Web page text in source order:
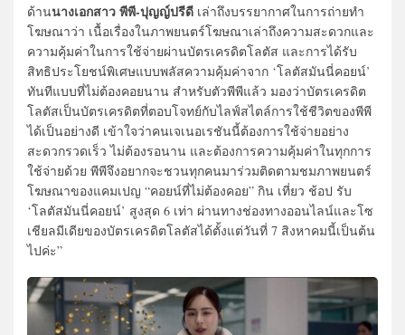
ด้านนางเอกสาว พีพี-ปุญญ์ปรีดี เล่าถึงบรรยากาศในการถ่ายทำ
โฆษณาว่า เนื้อเรื่องในภาพยนตร์โฆษณาเล่าถึงความสะดวกและ
ความคุ้มค่าในการใช้จ่ายผ่านบัตรเครดิตโลตัส และการได้รับ
สิทธิประโยชน์พิเศษแบบพลัสความคุ้มค่าจาก ‘โลตัสมันนี่คอยน์’
ทันทีแบบที่ไม่ต้องคอยนาน สำหรับตัวพีพีแล้ว มองว่าบัตรเครดิต
โลตัสเป็นบัตรเครดิตที่ตอบโจทย์กับไลฟ์สไตล์การใช้ชีวิตของพีพี
ได้เป็นอย่างดี เข้าใจว่าคนเจเนอเรชันนี้ต้องการใช้จ่ายอย่าง
สะดวกรวดเร็ว ไม่ต้องรอนาน และต้องการความคุ้มค่าในทุกการ
ใช้จ่ายด้วย พีพีจึงอยากจะชวนทุกคนมาร่วมติดตามชมภาพยนตร์
โฆษณาของแคมเปญ “คอยน์ที่ไม่ต้องคอย” กิน เที่ยว ช้อป รับ
‘โลตัสมันนี่คอยน์’ สูงสุด 6 เท่า ผ่านทางช่องทางออนไลน์และโซ
เชียลมีเดียของบัตรเครดิตโลตัสได้ตั้งแต่วันที่ 7 สิงหาคมนี้เป็นต้น
ไปค่ะ”